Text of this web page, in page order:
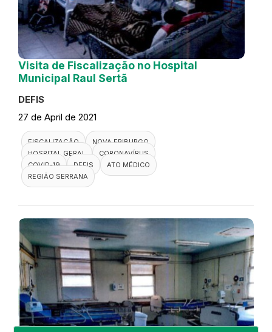
Visita de Fiscalização no Hospital
Municipal Raul Sertã
DEFIS
27 de April de 2021
FISCALIZAÇÃO
NOVA FRIBURGO
HOSPITAL GERAL
CORONAVÍRUS
COVID-19
DEFIS
ATO MÉDICO
REGIÃO SERRANA